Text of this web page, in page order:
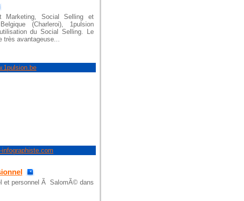
Marketing, Social Selling et
(Charleroi), 1pulsion
du Social Selling. Le
avantageuse...
infographiste.com
et personnel Ã SalomÃ© dans